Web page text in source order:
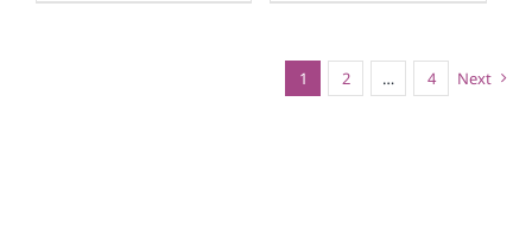
1 2 … 4 Next